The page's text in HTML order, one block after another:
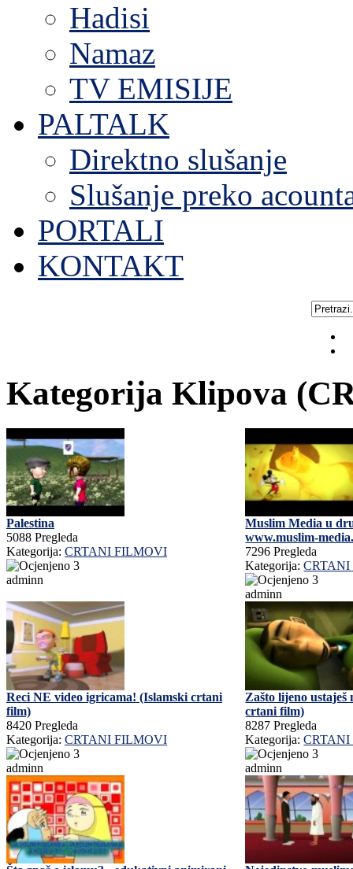
Hadisi
Namaz
TV EMISIJE
PALTALK
Direktno slušanje
Slušanje preko
PORTALI
KONTAKT
Kategorija Klipova
Palestina
5088 Pregleda
Kategorija: CRTANI FILMOVI
adminn
Muslim Media u
www.muslim-
7296 Pregleda
Kategorija:
adminn
Reci NE video igricama! (Islamski crtani
film)
8420 Pregleda
Kategorija: CRTANI FILMOVI
adminn
Zašto lijeno ustaješ
crtani film)
8287 Pregleda
Kategorija:
adminn